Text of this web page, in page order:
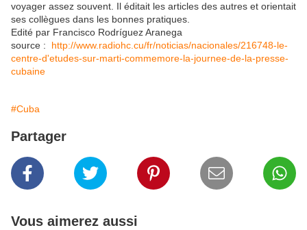
voyager assez souvent. Il éditait les articles des autres et orientait
ses collègues dans les bonnes pratiques.
Edité par Francisco Rodríguez Aranega
source : http://www.radiohc.cu/fr/noticias/nacionales/216748-le-
centre-d'etudes-sur-marti-commemore-la-journee-de-la-presse-
cubaine
#Cuba
Partager
Vous aimerez aussi